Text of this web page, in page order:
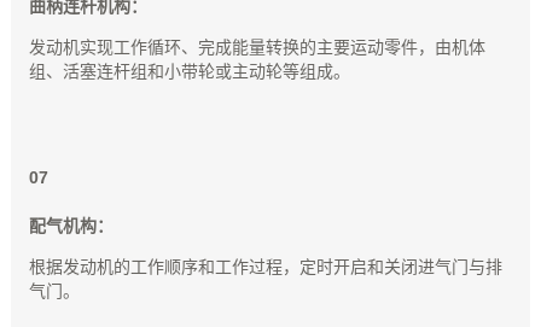
曲柄连杆机构：
发动机实现工作循环、完成能量转换的主要运动零件，由机体
组、活塞连杆组和小带轮或主动轮等组成。
07
配气机构：
根据发动机的工作顺序和工作过程，定时开启和关闭进气门与排
气门。